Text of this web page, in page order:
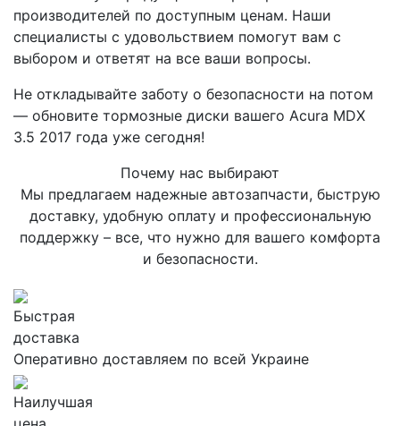
производителей по доступным ценам. Наши
специалисты с удовольствием помогут вам с
выбором и ответят на все ваши вопросы.
Не откладывайте заботу о безопасности на потом
— обновите тормозные диски вашего Acura MDX
3.5 2017 года уже сегодня!
Почему нас выбирают
Мы предлагаем надежные автозапчасти, быструю
доставку, удобную оплату и профессиональную
поддержку – все, что нужно для вашего комфорта
и безопасности.
Быстрая
доставка
Оперативно доставляем по всей Украине
Наилучшая